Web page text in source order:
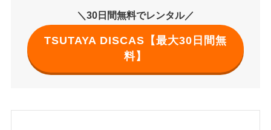
＼30日間無料でレンタル／
TSUTAYA DISCAS【最大30日間無
料】